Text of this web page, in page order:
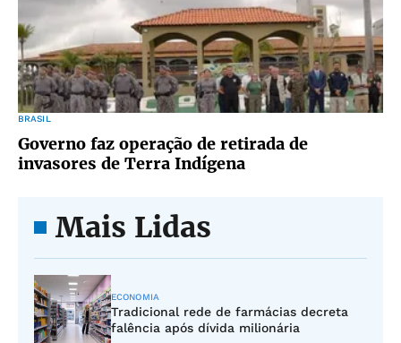
BRASIL
Governo faz operação de retirada de
invasores de Terra Indígena
Mais Lidas
ECONOMIA
Tradicional rede de farmácias decreta
falência após dívida milionária